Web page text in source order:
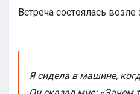
Встреча состоялась возле
Я сидела в машине,